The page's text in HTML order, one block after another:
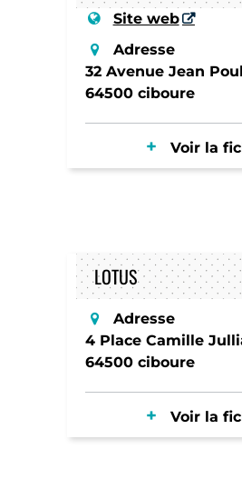
Site web
Adresse
32 Avenue Jean
64500 ciboure
Voir la
LOTUS
Adresse
4 Place Camille
64500 ciboure
Voir la